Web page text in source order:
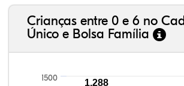
Crianças entre 0 e 6 no
Único e Bolsa Família
1500 1.288